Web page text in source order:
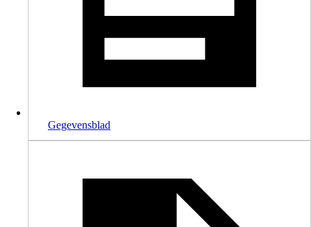
Gegevensblad